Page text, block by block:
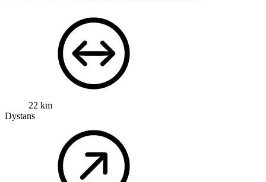
22 km
Dystans